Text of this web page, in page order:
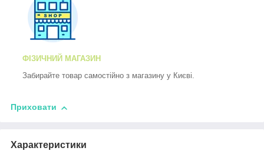
ФІЗИЧНИЙ МАГАЗИН
Забирайте товар самостійно з магазину у Києві.
Приховати
Характеристики